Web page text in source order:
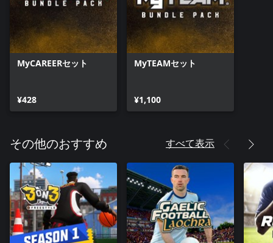
MyCAREERセット
¥428
MyTEAMセット
¥1,100
その他のおすすめ すべて表示